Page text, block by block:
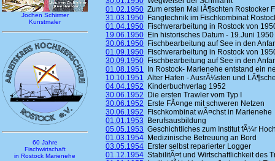
Jochen Schirmer
Kunstmaler
60 Jahre
Fischwirtschaft
in Rostock Marienehe
01.02.1950 Zum ersten Mal lÃ¶schten Rostocker
31.03.1950 Fangtechnik im Fischkombinat
01.04.1950 Fischverarbeitung in Rostock von
19.06.1950 Ein historisches Datum - 19.Juni 1950
30.06.1950 Fischbearbeitung auf See in den
01.09.1950 Fischverarbeitung in Rostock von
30.09.1950 Fischbearbeitung auf See in den
01.08.1951 In Rostock- Marienehe entstand ein
10.10.1951 Alter Hafen - AusrÃ¼sten und
04.04.1952 Kinderbuchverlag 1952
30.06.1952 Die ersten Trawler vom Typ I
30.06.1952 Erste FÃ¤nge mit schweren Netzen
30.06.1952 Fischkombinat wÃ¤chst in Marienehe
01.01.1953 Berufsausbildung
05.05.1953 Geschichtliches zum Institut fÃ¼r
01.03.1954 Medizinische Betreuung an Bord
03.05.1954 Erster selbst reparierter Logger
01.12.1954 StabilitÃ¤t und Wirtschaftlichkeit des